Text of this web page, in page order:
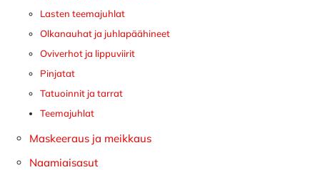
Lasten teemajuhlat
Olkanauhat ja juhlapäähineet
Oviverhot ja lippuviirit
Pinjatat
Tatuoinnit ja tarrat
Teemajuhlat
Maskeeraus ja meikkaus
Naamiaisasut